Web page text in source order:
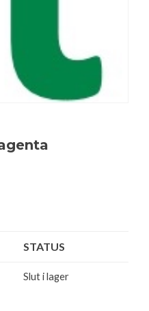
STATUS
Slut i lager